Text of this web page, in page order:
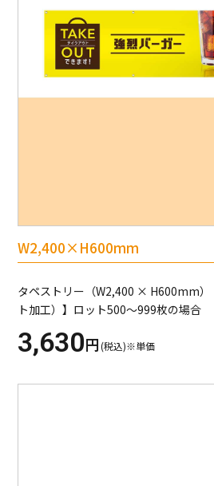
W2,400×H600mm
タペストリー（W2,400 × H600mm）
ト加工）】ロット500～999枚の場合
3,630円(税込)※単価